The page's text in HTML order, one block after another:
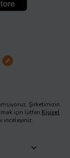
Şirketimizin
için lütfen Kişisel
inceleyiniz.